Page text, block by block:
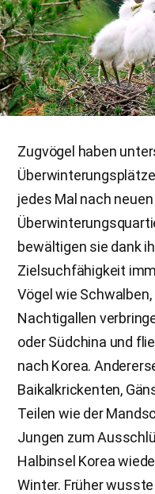
Zugvögel haben
jedes Mal nach
bewältigen sie dank
Zielsuchfähigkeit
Vögel wie
Nachtigallen
oder Südchina und
nach Korea.
Baikalkrickenten,
Teilen wie der
Jungen zum
Halbinsel Korea
Winter. Früher